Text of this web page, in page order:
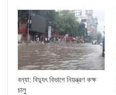
বন্যা: বিদ্যুৎ বিভাগে নিয়ন্ত্রণ কক্ষ
চালু